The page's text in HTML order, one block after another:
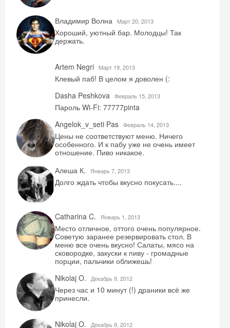
Владимир Волна Mарт 20, 2013
Хороший, уютный бар. Молодцы! Так
держать.
Artem Negri Mарт 19, 2013
Клевый паб! В целом я доволен (:
Dasha Peshkova Февраль 15, 2013
Пароль Wi-Fi: 77777pinta
Angelok_v_seti Pas Февраль 14, 2013
Цены не соответствуют меню. Ничего
особенного. И к пабу уже не очень имеет
отношение. Пиво никакое.
Алеша К.
Январь 7, 2013
Долго ждать чтобы вкусно покусать....
Catharina C. Январь 1, 2013
Место отличное, оттого очень популярное.
Советую заранее резервировать стол. В
меню все очень вкусно! Салаты, мясо на
сковородке, закуски к пиву - громадные
порции, пальчики оближешь!
Nikolaj O.
Декабрь 9, 2012
Через час и 10 минут (!) драники всё же
принесли.
Nikolaj O. Декабрь 9, 2012